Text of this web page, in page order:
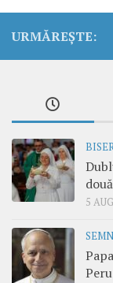
URMĂREȘTE:
5